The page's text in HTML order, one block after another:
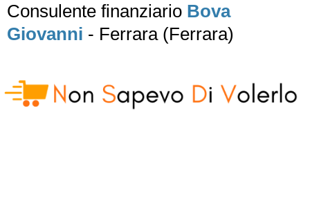
Consulente finanziario Bova
Giovanni - Ferrara (Ferrara)